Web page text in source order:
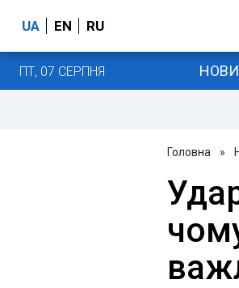
UA EN RU
ПТ, 07 СЕРПНЯ
Головна »